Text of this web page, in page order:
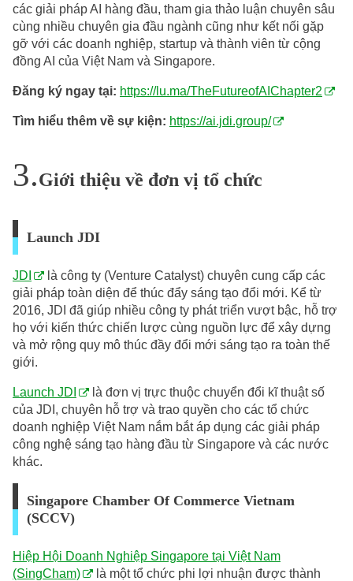
các giải pháp AI hàng đầu, tham gia thảo luận chuyên sâu
cùng nhiều chuyên gia đầu ngành cũng như kết nối gặp
gỡ với các doanh nghiệp, startup và thành viên từ cộng
đồng AI của Việt Nam và Singapore.
Đăng ký ngay tại: https://lu.ma/TheFutureofAIChapter2
Tìm hiểu thêm về sự kiện: https://ai.jdi.group/
Giới thiệu về đơn vị tổ chức
Launch JDI
JDI
là công ty (Venture Catalyst) chuyên cung cấp các
giải pháp toàn diện để thúc đẩy sáng tạo đổi mới. Kể từ
2016, JDI đã giúp nhiều công ty phát triển vượt bậc, hỗ trợ
họ với kiến thức chiến lược cùng nguồn lực để xây dựng
và mở rộng quy mô thúc đầy đổi mới sáng tạo ra toàn thế
giới.
Launch JDI
là đơn vị trực thuộc chuyển đổi kĩ thuật số
của JDI, chuyên hỗ trợ và trao quyền cho các tổ chức
doanh nghiệp Việt Nam nắm bắt áp dụng các giải pháp
công nghệ sáng tạo hàng đầu từ Singapore và các nước
khác.
Singapore Chamber Of Commerce Vietnam
(SCCV)
Hiệp Hội Doanh Nghiệp Singapore tại Việt Nam
(SingCham)
là một tổ chức phi lợi nhuận được thành